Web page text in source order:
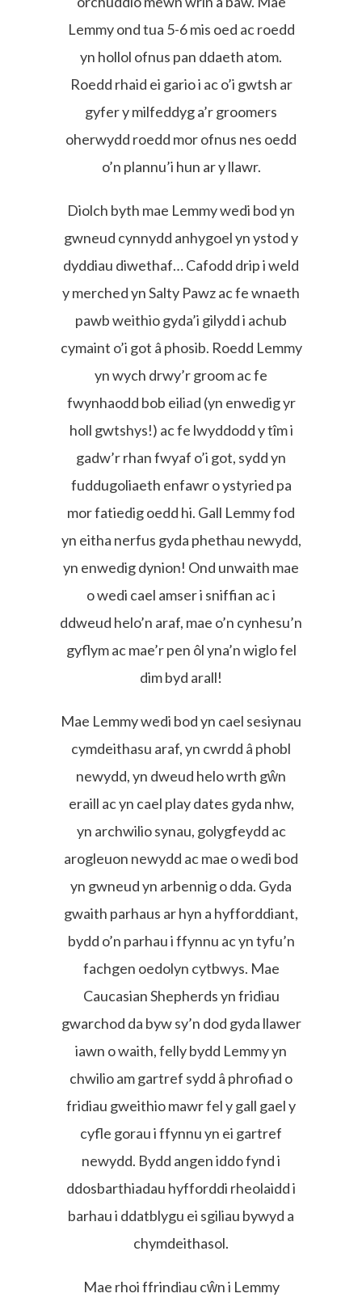
Lemmy ond tua 5-6 mis oed ac roedd
yn hollol ofnus pan ddaeth atom.
Roedd rhaid ei gario i ac o’i gwtsh ar
gyfer y milfeddyg a’r groomers
oherwydd roedd mor ofnus nes oedd
o’n plannu’i hun ar y llawr.
Diolch byth mae Lemmy wedi bod yn
gwneud cynnydd anhygoel yn ystod y
dyddiau diwethaf… Cafodd drip i weld
y merched yn Salty Pawz ac fe wnaeth
pawb weithio gyda’i gilydd i achub
cymaint o’i got â phosib. Roedd Lemmy
yn wych drwy’r groom ac fe
fwynhaodd bob eiliad (yn enwedig yr
holl gwtshys!) ac fe lwyddodd y tîm i
gadw’r rhan fwyaf o’i got, sydd yn
fuddugoliaeth enfawr o ystyried pa
mor fatiedig oedd hi. Gall Lemmy fod
yn eitha nerfus gyda phethau newydd,
yn enwedig dynion! Ond unwaith mae
o wedi cael amser i sniffian ac i
ddweud helo’n araf, mae o’n cynhesu’n
gyflym ac mae’r pen ôl yna’n wiglo fel
dim byd arall!
Mae Lemmy wedi bod yn cael sesiynau
cymdeithasu araf, yn cwrdd â phobl
newydd, yn dweud helo wrth gŵn
eraill ac yn cael play dates gyda nhw,
yn archwilio synau, golygfeydd ac
arogleuon newydd ac mae o wedi bod
yn gwneud yn arbennig o dda. Gyda
gwaith parhaus ar hyn a hyfforddiant,
bydd o’n parhau i ffynnu ac yn tyfu’n
fachgen oedolyn cytbwys. Mae
Caucasian Shepherds yn fridiau
gwarchod da byw sy’n dod gyda llawer
iawn o waith, felly bydd Lemmy yn
chwilio am gartref sydd â phrofiad o
fridiau gweithio mawr fel y gall gael y
cyfle gorau i ffynnu yn ei gartref
newydd. Bydd angen iddo fynd i
ddosbarthiadau hyfforddi rheolaidd i
barhau i ddatblygu ei sgiliau bywyd a
chymdeithasol.
Mae rhoi ffrindiau cŵn i Lemmy